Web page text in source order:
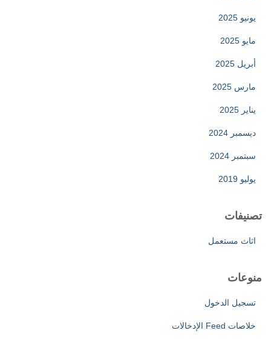
يونيو 2025
مايو 2025
أبريل 2025
مارس 2025
يناير 2025
ديسمبر 2024
سبتمبر 2024
يوليو 2019
تصنيفات
اثاث مستعمل
منوعات
تسجيل الدخول
خلاصات Feed الإدخالات